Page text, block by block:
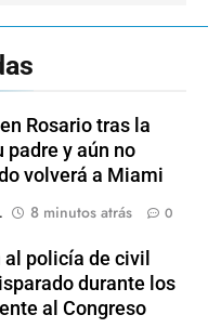
Rosario tras la
padre y aún no
volverá a Miami
8 minutos atrás 0
policía de civil
durante los
al Congreso